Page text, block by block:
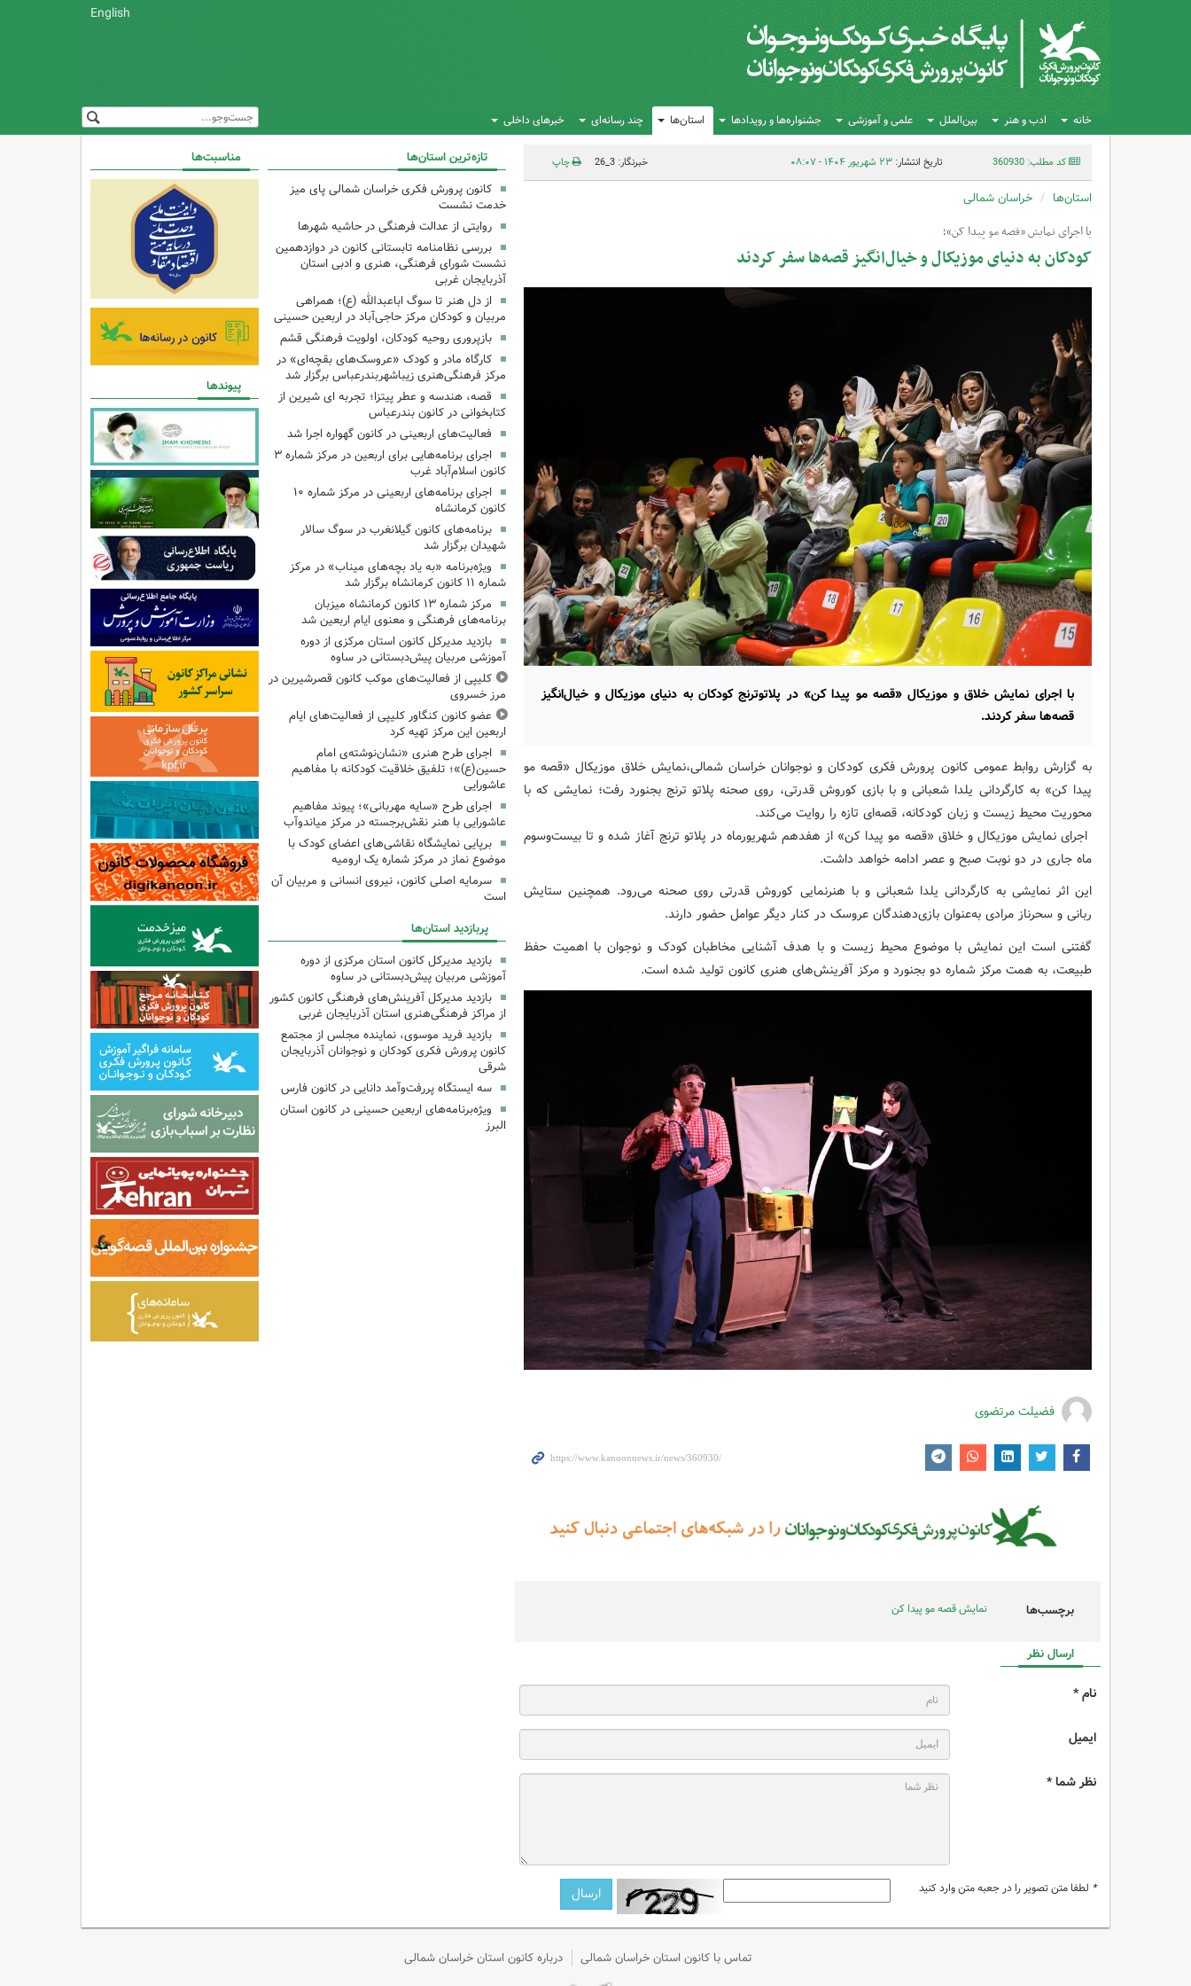
English
خانه ادب و هنر بین‌الملل علمی و آموزشی جشنواره‌ها و رویدادها استان‌ها چند رسانه‌ای خبرهای داخلی
کد مطلب: 360930 تاریخ انتشار:۲۳ شهریور ۱۴۰۴ - ۰۸:۰۷ خبرنگار: 3_26 چاپ
استان‌ها خراسان شمالی
با اجرای نمایش «قصه مو پیدا کن»؛
کودکان به دنیای موزیکال و خیال‌انگیز قصه‌ها سفر کردند
با اجرای نمایش خلاق و موزیکال «قصه مو پیدا کن» در پلاتوترنج کودکان به دنیای موزیکال و خیال‌انگیز
قصه‌ها سفر کردند.
به گزارش روابط عمومی کانون پرورش فکری کودکان و نوجوانان خراسان شمالی،نمایش خلاق موزیکال «قصه مو
پیدا کن» به کارگردانی یلدا شعبانی و با بازی کوروش قدرتی، روی صحنه پلاتو ترنج بجنورد رفت؛ نمایشی که با
محوریت محیط‌ زیست و زبان کودکانه، قصه‌ای تازه را روایت می‌کند.
اجرای نمایش موزیکال و خلاق «قصه مو پیدا کن» از هفدهم شهریورماه در پلاتو ترنج آغاز شده و تا بیست‌وسوم
ماه جاری در دو نوبت صبح و عصر ادامه خواهد داشت.
این اثر نمایشی به کارگردانی یلدا شعبانی و با هنرنمایی کوروش قدرتی روی صحنه می‌رود. همچنین ستایش
ربانی و سحرناز مرادی به‌عنوان بازی‌دهندگان عروسک در کنار دیگر عوامل حضور دارند.
گفتنی است این نمایش با موضوع محیط‌ زیست و با هدف آشنایی مخاطبان کودک و نوجوان با اهمیت حفظ
طبیعت، به همت مرکز شماره دو بجنورد و مرکز آفرینش‌های هنری کانون تولید شده است.
فضیلت مرتضوی
برچسب‌ها نمایش قصه مو پیدا کن
ارسال نظر
نام *
ایمیل
نظر شما *
* لطفا متن تصویر را در جعبه متن وارد کنید
تازه‌ترین استان‌ها
کانون پرورش فکری خراسان شمالی پای میز
خدمت نشست
روایتی از عدالت فرهنگی در حاشیه شهرها
بررسی نظامنامه تابستانی کانون در دوازدهمین
نشست شورای فرهنگی، هنری و ادبی استان
آذربایجان غربی
از دل هنر تا سوگ اباعبدالله (ع)؛ همراهی
مربیان و کودکان مرکز حاجی‌آباد در اربعین حسینی
بازپروری روحیه کودکان، اولویت فرهنگی قشم
کارگاه مادر و کودک «عروسک‌های بقچه‌ای» در
مرکز فرهنگی‌هنری زیباشهربندرعباس برگزار شد
قصه، هندسه و عطر پیتزا؛ تجربه ای شیرین از
کتابخوانی در کانون بندرعباس
فعالیت‌های اربعینی در کانون گهواره اجرا شد
اجرای برنامه‌هایی برای اربعین در مرکز شماره ۳
کانون اسلام‌آباد غرب
اجرای برنامه‌های اربعینی در مرکز شماره ۱۰
کانون کرمانشاه
برنامه‌های کانون گیلانغرب در سوگ سالار
شهیدان برگزار شد
ویژه‌برنامه «به یاد بچه‌های میناب» در مرکز
شماره ۱۱ کانون کرمانشاه برگزار شد
مرکز شماره ۱۳ کانون کرمانشاه میزبان
برنامه‌های فرهنگی و معنوی ایام اربعین شد
بازدید مدیرکل کانون استان مرکزی از دوره
آموزشی مربیان پیش‌دبستانی در ساوه
کلیپی از فعالیت‌های موکب کانون قصرشیرین در
مرز خسروی
عضو کانون کنگاور کلیپی از فعالیت‌های ایام
اربعین این مرکز تهیه کرد
اجرای طرح هنری «نشان‌نوشته‌ی امام
حسین(ع)»؛ تلفیق خلاقیت کودکانه با مفاهیم
عاشورایی
اجرای طرح «سایه مهربانی»؛ پیوند مفاهیم
عاشورایی با هنر نقش‌برجسته در مرکز میاندوآب
برپایی نمایشگاه نقاشی‌های اعضای کودک با
موضوع نماز در مرکز شماره یک ارومیه
سرمایه اصلی کانون، نیروی انسانی و مربیان آن
است
پربازدید استان‌ها
بازدید مدیرکل کانون استان مرکزی از دوره
آموزشی مربیان پیش‌دبستانی در ساوه
بازدید مدیرکل آفرینش‌های فرهنگی کانون کشور
از مراکز فرهنگی‌هنری استان آذربایجان غربی
بازدید فرید موسوی، نماینده مجلس از مجتمع
کانون پرورش فکری کودکان و نوجوانان آذربایجان
شرقی
سه ایستگاه پررفت‌وآمد دانایی در کانون فارس
ویژه‌برنامه‌های اربعین حسینی در کانون استان
البرز
مناسبت‌ها
پیوندها
تماس با کانون استان خراسان شمالی درباره کانون استان خراسان شمالی